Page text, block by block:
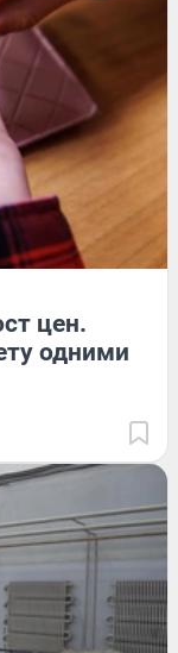
цен.
одними